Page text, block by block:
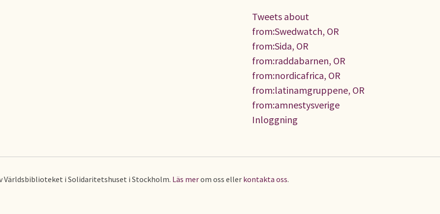
Tweets about
from:Swedwatch, OR
from:Sida, OR
from:raddabarnen, OR
from:nordicafrica, OR
from:latinamgruppene, OR
from:amnestysverige
Inloggning
Världsbiblioteket i Solidaritetshuset i Stockholm. Läs merom oss eller kontakta oss.